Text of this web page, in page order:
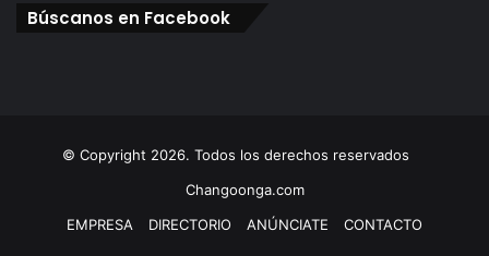
Búscanos en Facebook
© Copyright 2026. Todos los derechos reservados
Changoonga.com
EMPRESA
DIRECTORIO ANÚNCIATE CONTACTO